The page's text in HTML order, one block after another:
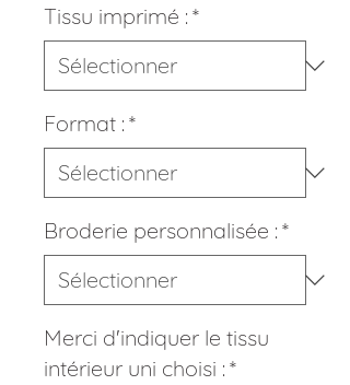
Tissu imprimé : *
Format : *
Broderie personnalisée : *
Merci d'indiquer le tissu
intérieur uni choisi : *